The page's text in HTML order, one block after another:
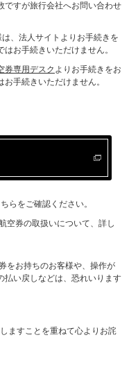
ですが旅行会社へお問い合わせ
、法人サイトよりお手続きを
お手続きいただけません。
券専用デスク よりお手続きをお
手続きいただけません。
らをご確認ください。
空券の取扱いについて、詳し
をお持ちのお客様や、操作が
払い戻しなどは、恐れいります
ますことを重ねて心よりお詫